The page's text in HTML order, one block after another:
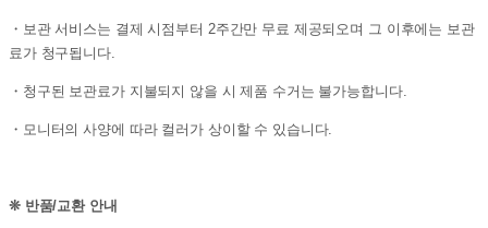
・보관 서비스는 결제 시점부터 2주간만 무료 제공되오며 그 이후에는 보관
료가 청구됩니다.
・청구된 보관료가 지불되지 않을 시 제품 수거는 불가능합니다.
・모니터의 사양에 따라 컬러가 상이할 수 있습니다.
❊ 반품/교환 안내